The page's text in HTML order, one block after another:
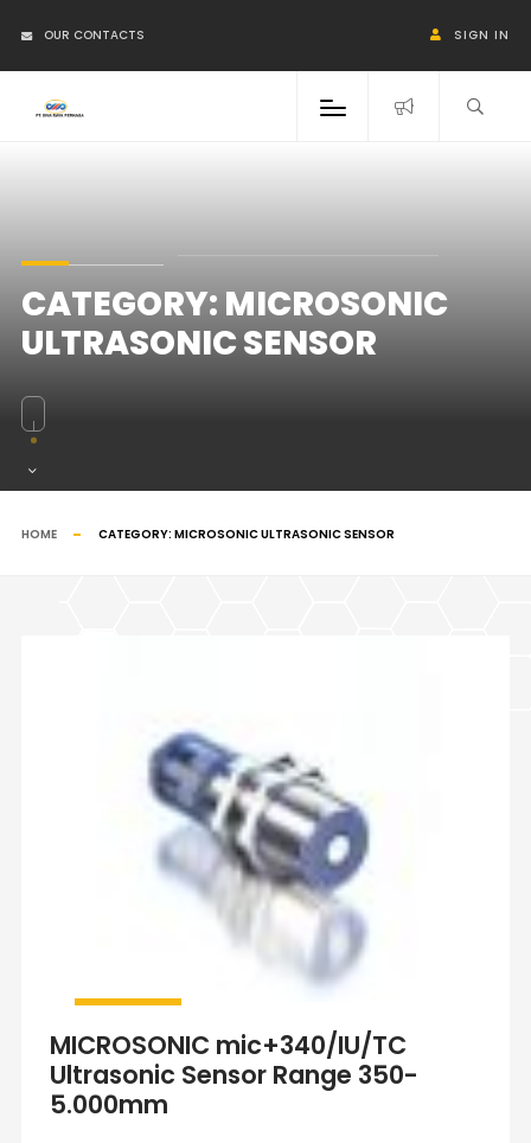
OUR CONTACTS SIGN IN
CATEGORY: MICROSONIC
ULTRASONIC SENSOR
HOME CATEGORY: MICROSONIC ULTRASONIC SENSOR
MICROSONIC mic+340/IU/TC
Ultrasonic Sensor Range 350-
5.000mm